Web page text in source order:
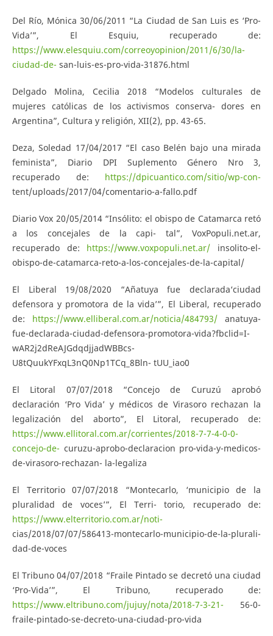
Del Río, Mónica 30/06/2011 “La Ciudad de San Luis es ‘Pro-
Vida’”, El Esquiu, recuperado de:
https://www.elesquiu.com/correoyopinion/2011/6/30/la-
ciudad-de- san-luis-es-pro-vida-31876.html
Delgado Molina, Cecilia 2018 “Modelos culturales de
mujeres católicas de los activismos conserva- dores en
Argentina”, Cultura y religión, XII(2), pp. 43-65.
Deza, Soledad 17/04/2017 “El caso Belén bajo una mirada
feminista”, Diario DPI Suplemento Género Nro 3,
recuperado de: https://dpicuantico.com/sitio/wp-con-
tent/uploads/2017/04/comentario-a-fallo.pdf
Diario Vox 20/05/2014 “Insólito: el obispo de Catamarca retó
a los concejales de la capi- tal”, VoxPopuli.net.ar,
recuperado de: https://www.voxpopuli.net.ar/ insolito-el-
obispo-de-catamarca-reto-a-los-concejales-de-la-capital/
El Liberal 19/08/2020 “Añatuya fue declarada‘ciudad
defensora y promotora de la vida’”, El Liberal, recuperado
de: https://www.elliberal.com.ar/noticia/484793/ anatuya-
fue-declarada-ciudad-defensora-promotora-vida?fbclid=I-
wAR2j2dReAJGdqdjjadWBBcs-
U8tQuukYFxqL3nQ0Np1TCq_8Bln- tUU_iao0
El Litoral 07/07/2018 “Concejo de Curuzú aprobó
declaración ‘Pro Vida’ y médicos de Virasoro rechazan la
legalización del aborto”, El Litoral, recuperado de:
https://www.ellitoral.com.ar/corrientes/2018-7-7-4-0-0-
concejo-de- curuzu-aprobo-declaracion pro-vida-y-medicos-
de-virasoro-rechazan- la-legaliza
El Territorio 07/07/2018 “Montecarlo, ‘municipio de la
pluralidad de voces’”, El Terri- torio, recuperado de:
https://www.elterritorio.com.ar/noti-
cias/2018/07/07/586413-montecarlo-municipio-de-la-plurali-
dad-de-voces
El Tribuno 04/07/2018 “Fraile Pintado se decretó una ciudad
‘Pro-Vida’”, El Tribuno, recuperado de:
https://www.eltribuno.com/jujuy/nota/2018-7-3-21- 56-0-
fraile-pintado-se-decreto-una-ciudad-pro-vida